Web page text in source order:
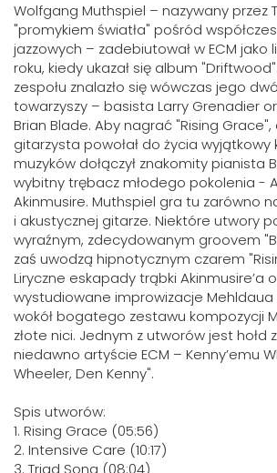
Wolfgang Muthspiel – nazywany przez
"promykiem światła" pośród
jazzowych – zadebiutował w ECM jako
roku, kiedy ukazał się album
zespołu znalazło się wówczas jego
towarzyszy – basista Larry Grenadier
Brian Blade. Aby nagrać "Rising
gitarzysta powołał do życia wyjątkowy
muzyków dołączył znakomity pianista
wybitny trębacz młodego pokolenia -
Akinmusire. Muthspiel gra tu zarówno
i akustycznej gitarze. Niektóre utwory
wyraźnym, zdecydowanym groovem
zaś uwodzą hipnotycznym czarem
Liryczne eskapady trąbki Akinmusire’a
wystudiowane improwizacje
wokół bogatego zestawu kompozycji
złote nici. Jednym z utworów jest hołd
niedawno artyście ECM – Kenny’emu
Wheeler, Den Kenny".
Spis utworów:
1. Rising Grace (05:56)
2. Intensive Care (10:17)
3. Triad Song (08:04)